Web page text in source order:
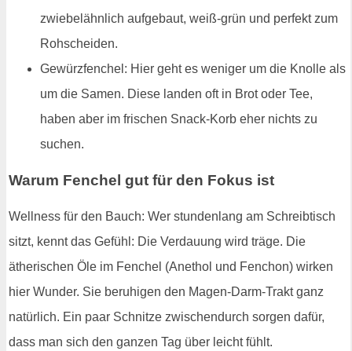
zwiebelähnlich aufgebaut, weiß-grün und perfekt zum
Rohscheiden.
Gewürzfenchel: Hier geht es weniger um die Knolle als
um die Samen. Diese landen oft in Brot oder Tee,
haben aber im frischen Snack-Korb eher nichts zu
suchen.
Warum Fenchel gut für den Fokus ist
Wellness für den Bauch: Wer stundenlang am Schreibtisch
sitzt, kennt das Gefühl: Die Verdauung wird träge. Die
ätherischen Öle im Fenchel (Anethol und Fenchon) wirken
hier Wunder. Sie beruhigen den Magen-Darm-Trakt ganz
natürlich. Ein paar Schnitze zwischendurch sorgen dafür,
dass man sich den ganzen Tag über leicht fühlt.